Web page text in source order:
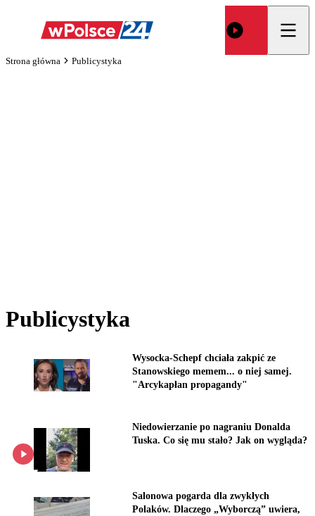
Strona główna Publicystyka
Publicystyka
Wysocka-Schepf chciała zakpić ze
Stanowskiego memem... o niej samej.
"Arcykapłan propagandy"
Niedowierzanie po nagraniu Donalda
Tuska. Co się mu stało? Jak on wygląda?
Salonowa pogarda dla zwykłych
Polaków. Dlaczego „Wyborczą” uwiera,